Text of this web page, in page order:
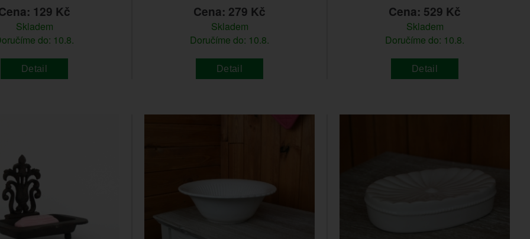
129 Kč
Skladem
do: 10.8.
Detail
Cena: 279 Kč
Skladem
Doručíme do: 10.8.
Detail
Cena: 529 Kč
Skladem
Doručíme do: 10.8.
Detail